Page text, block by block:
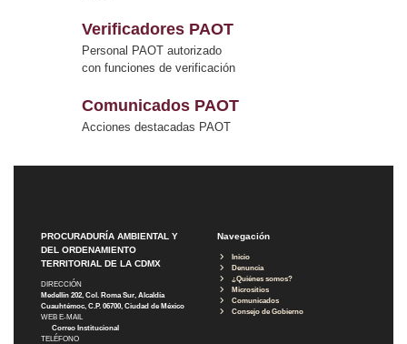
Verificadores PAOT
Personal PAOT autorizado
con funciones de verificación
Comunicados PAOT
Acciones destacadas PAOT
PROCURADURÍA AMBIENTAL Y
DEL ORDENAMIENTO
TERRITORIAL DE LA CDMX
DIRECCIÓN
Medellín 202, Col. Roma Sur, Alcaldía
Cuauhtémoc, C.P. 06700, Ciudad de México
WEB E-MAIL
Correo Institucional
TELÉFONO
Navegación
Inicio
Denuncia
¿Quiénes somos?
Micrositios
Comunicados
Consejo de Gobierno